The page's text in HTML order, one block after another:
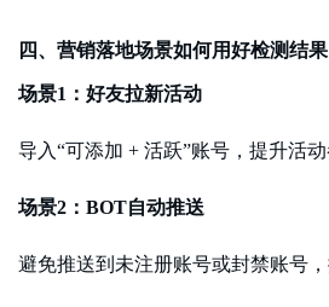
四、营销落地场景如何用好检测结果
场景1：好友拉新活动
导入“可添加 + 活跃”账号，提升活动
场景2：BOT自动推送
避免推送到未注册账号或封禁账号，